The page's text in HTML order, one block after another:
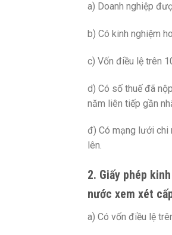
a) Doanh nghiệp
b) Có kinh nghiệm
c) Vốn điều lệ trên
d) Có số thuế đã
năm liên tiếp gần
đ) Có mạng lưới chi
lên.
2. Giấy phép
nước xem xét
a) Có vốn điều lệ